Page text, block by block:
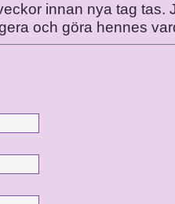
innan nya tag tas.
och göra hennes